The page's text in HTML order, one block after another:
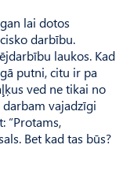
lai dotos
darbību.
laukos. Kad
putni, citu ir pa
ved ne tikai no
vajadzīgi
“Protams,
Bet kad tas būs?